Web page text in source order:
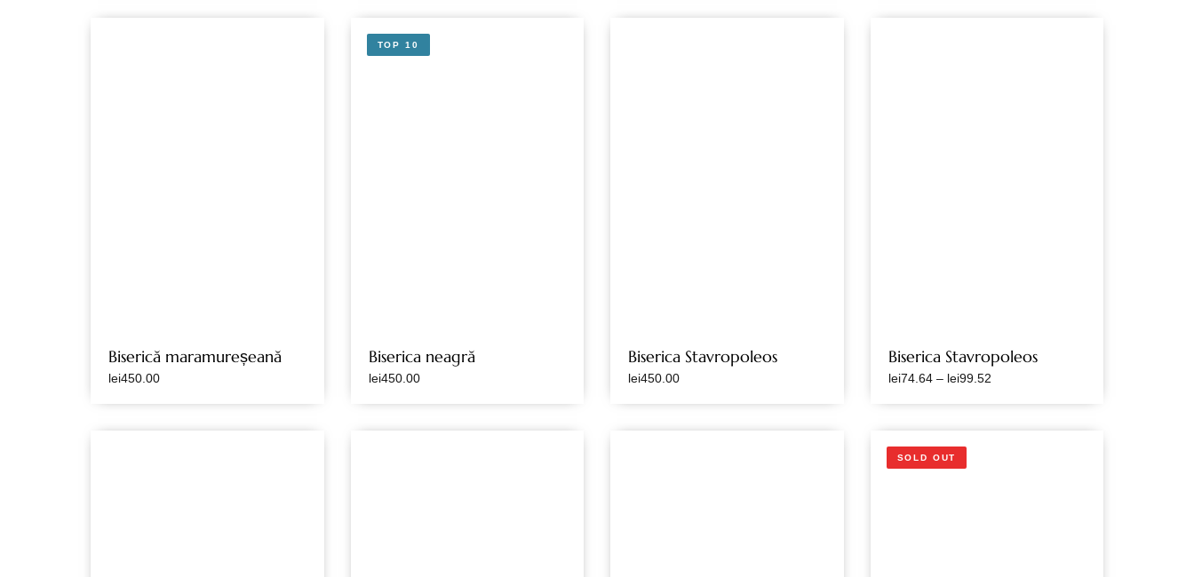
Biserică maramureșeană
lei450.00
TOP 10
Biserica neagră
lei450.00
Biserica Stavropoleos
lei450.00
Biserica Stavropoleos
lei74.64 – lei99.52
SOLD OUT